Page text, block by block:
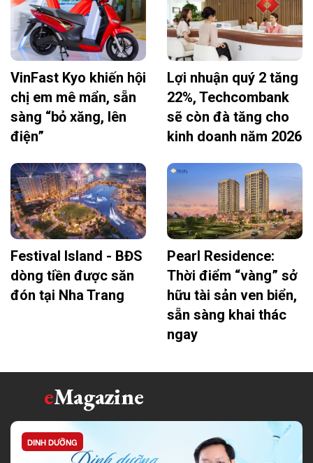
VinFast Kyo khiến hội
chị em mê mẩn, sẵn
sàng “bỏ xăng, lên
điện”
Lợi nhuận quý 2 tăng
22%, Techcombank
sẽ còn đà tăng cho
kinh doanh năm 2026
Festival Island - BĐS
dòng tiền được săn
đón tại Nha Trang
Pearl Residence:
Thời điểm “vàng” sở
hữu tài sản ven biển,
sẵn sàng khai thác
ngay
eMagazine
DINH DƯỠNG